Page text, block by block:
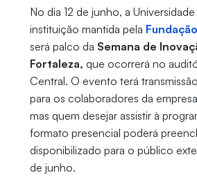
No dia 12 de junho, a
instituição mantida pela
será palco da Semana de
Fortaleza, que ocorrerá no
Central. O evento terá
para os colaboradores da
mas quem desejar assistir à
formato presencial poderá
disponibilizado para o público
de junho.